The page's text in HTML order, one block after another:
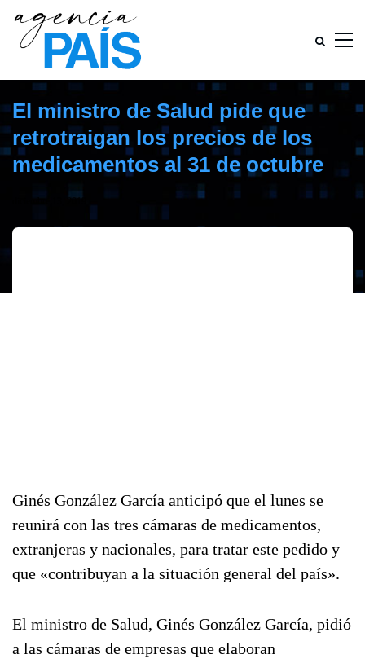
El ministro de Salud pide que
retrotraigan los precios de los
medicamentos al 31 de octubre
diciembre 13, 2019
Ginés González García anticipó que el lunes se
reunirá con las tres cámaras de medicamentos,
extranjeras y nacionales, para tratar este pedido y
que «contribuyan a la situación general del país».
El ministro de Salud, Ginés González García, pidió
a las cámaras de empresas que elaboran